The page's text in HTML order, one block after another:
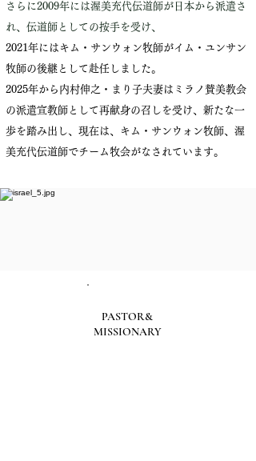
さらに2009年には渥美充代伝道師が日本から派遣さ
れ、伝道師としての按手を受け、
2021年にはキム・サンウォン牧師がイム・ユンサン
牧師の後継として赴任しました。
2025年から内村伸之・まり子夫妻はミラノ賛美教会
の派遣宣教師として再献身の召しを受け、 新たな一
歩を踏み出し、現在は、キム・サンウォン牧師、渥
美充代伝道師でチーム牧会がなされています。
PASTOR&
MISSIONARY